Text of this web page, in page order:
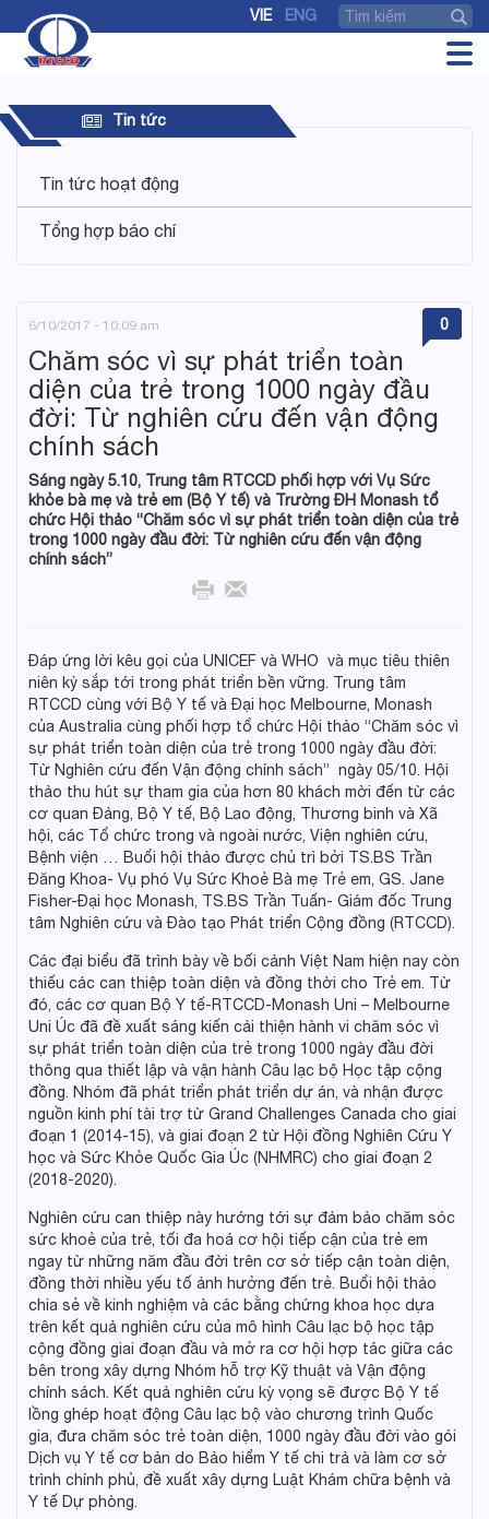
VIE ENG
Tin tức
Tin tức hoạt động
Tổng hợp báo chí
6/10/2017 - 10:09 am 0
Chăm sóc vì sự phát triển toàn
diện của trẻ trong 1000 ngày đầu
đời: Từ nghiên cứu đến vận động
chính sách
Sáng ngày 5.10, Trung tâm RTCCD phối hợp với Vụ Sức
khỏe bà mẹ và trẻ em (Bộ Y tế) và Trường ĐH Monash tổ
chức Hội thảo “Chăm sóc vì sự phát triển toàn diện của trẻ
trong 1000 ngày đầu đời: Từ nghiên cứu đến vận động
chính sách”
Đáp ứng lời kêu gọi của UNICEF và WHO và mục tiêu thiên
niên kỷ sắp tới trong phát triển bền vững. Trung tâm
RTCCD cùng với Bộ Y tế và Đại học Melbourne, Monash
của Australia cùng phối hợp tổ chức Hội thảo “Chăm sóc vì
sự phát triển toàn diện của trẻ trong 1000 ngày đầu đời:
Từ Nghiên cứu đến Vận động chính sách” ngày 05/10. Hội
thảo thu hút sự tham gia của hơn 80 khách mời đến từ các
cơ quan Đảng, Bộ Y tế, Bộ Lao động, Thương binh và Xã
hội, các Tổ chức trong và ngoài nước, Viện nghiên cứu,
Bệnh viện … Buổi hội thảo được chủ trì bởi TS.BS Trần
Đăng Khoa- Vụ phó Vụ Sức Khoẻ Bà mẹ Trẻ em, GS. Jane
Fisher-Đại học Monash, TS.BS Trần Tuấn- Giám đốc Trung
tâm Nghiên cứu và Đào tạo Phát triển Cộng đồng (RTCCD).
Các đại biểu đã trình bày về bối cảnh Việt Nam hiện nay còn
thiếu các can thiệp toàn diện và đồng thời cho Trẻ em. Từ
đó, các cơ quan Bộ Y tế-RTCCD-Monash Uni – Melbourne
Uni Úc đã đề xuất sáng kiến cải thiện hành vi chăm sóc vì
sự phát triển toàn diện của trẻ trong 1000 ngày đầu đời
thông qua thiết lập và vận hành Câu lạc bộ Học tập cộng
đồng. Nhóm đã phát triển phát triển dự án, và nhận được
nguồn kinh phí tài trợ từ Grand Challenges Canada cho giai
đoạn 1 (2014-15), và giai đoạn 2 từ Hội đồng Nghiên Cứu Y
học và Sức Khỏe Quốc Gia Úc (NHMRC) cho giai đoạn 2
(2018-2020).
Nghiên cứu can thiệp này hướng tới sự đảm bảo chăm sóc
sức khoẻ của trẻ, tối đa hoá cơ hội tiếp cận của trẻ em
ngay từ những năm đầu đời trên cơ sở tiếp cận toàn diện,
đồng thời nhiều yếu tố ảnh hưởng đến trẻ. Buổi hội thảo
chia sẻ về kinh nghiệm và các bằng chứng khoa học dựa
trên kết quả nghiên cứu của mô hình Câu lạc bộ học tập
cộng đồng giai đoạn đầu và mở ra cơ hội hợp tác giữa các
bên trong xây dựng Nhóm hỗ trợ Kỹ thuật và Vận động
chính sách. Kết quả nghiên cứu kỳ vọng sẽ được Bộ Y tế
lồng ghép hoạt động Câu lạc bộ vào chương trình Quốc
gia, đưa chăm sóc trẻ toàn diện, 1000 ngày đầu đời vào gói
Dịch vụ Y tế cơ bản do Bảo hiểm Y tế chi trả và làm cơ sở
trình chính phủ, đề xuất xây dựng Luật Khám chữa bệnh và
Y tế Dự phòng.